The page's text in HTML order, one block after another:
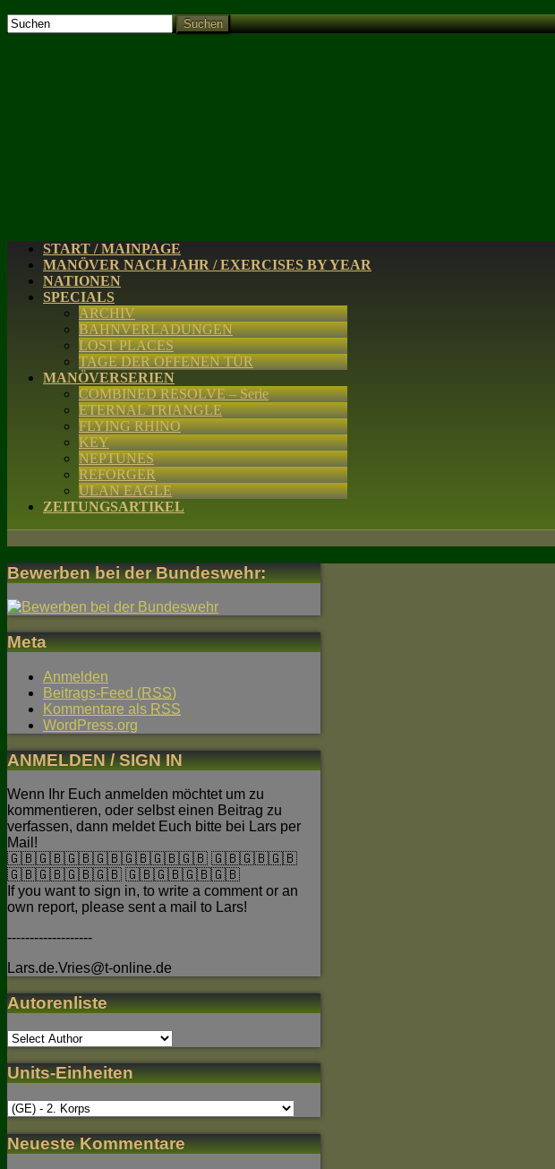
Suchen
START / MAINPAGE
MANÖVER NACH JAHR / EXERCISES BY YEAR
NATIONEN
SPECIALS
ARCHIV
BAHNVERLADUNGEN
LOST PLACES
TAGE DER OFFENEN TÜR
MANÖVERSERIEN
COMBINED RESOLVE – Serie
ETERNAL TRIANGLE
FLYING RHINO
KEY
NEPTUNES
REFORGER
ULAN EAGLE
ZEITUNGSARTIKEL
Bewerben bei der Bundeswehr:
Meta
Anmelden
Beitrags-Feed (RSS)
Kommentare als RSS
WordPress.org
ANMELDEN / SIGN IN
Wenn Ihr Euch anmelden möchtet um zu
kommentieren, oder selbst einen Beitrag zu
verfassen, dann meldet Euch bitte bei Lars per
Mail!
🇬🇧🇬🇧🇬🇧🇬🇧🇬🇧🇬🇧🇬🇧 🇬🇧🇬🇧🇬🇧
🇬🇧🇬🇧🇬🇧🇬🇧 🇬🇧🇬🇧🇬🇧🇬🇧
If you want to sign in, to write a comment or an
own report, please sent a mail to Lars!
-------------------
Lars.de.Vries@t-online.de
Autorenliste
Units-Einheiten
Neueste Kommentare